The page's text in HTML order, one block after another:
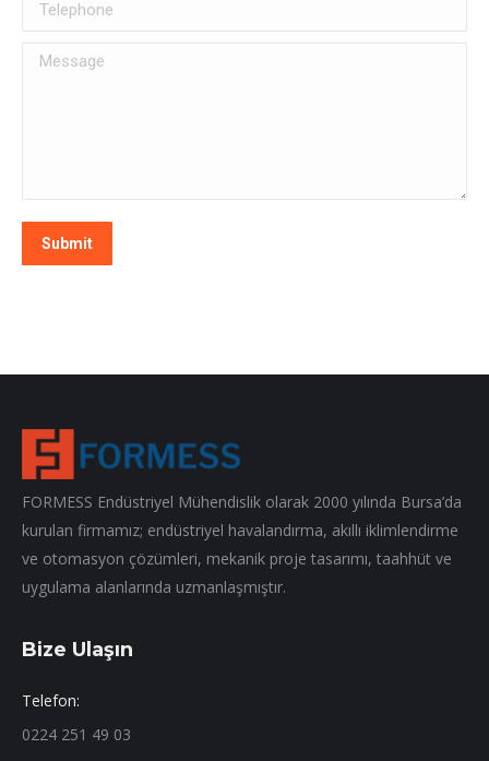
Message
Submit
FORMESS Endüstriyel Mühendislik olarak 2000 yılında Bursa’da
kurulan firmamız; endüstriyel havalandırma, akıllı iklimlendirme
ve otomasyon çözümleri, mekanik proje tasarımı, taahhüt ve
uygulama alanlarında uzmanlaşmıştır.
Bize Ulaşın
Telefon:
0224 251 49 03